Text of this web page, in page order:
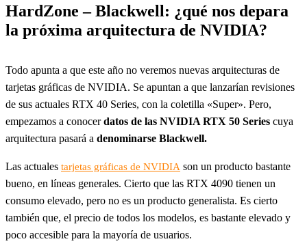
HardZone – Blackwell: ¿qué nos depara
la próxima arquitectura de NVIDIA?
Todo apunta a que este año no veremos nuevas arquitecturas de
tarjetas gráficas de NVIDIA. Se apuntan a que lanzarían revisiones
de sus actuales RTX 40 Series, con la coletilla «Super». Pero,
empezamos a conocerdatos de las NVIDIA RTX 50 Series cuya
arquitectura pasará a denominarse Blackwell.
Las actuales tarjetas gráficas de NVIDIA son un producto bastante
bueno, en líneas generales. Cierto que las RTX 4090 tienen un
consumo elevado, pero no es un producto generalista. Es cierto
también que, el precio de todos los modelos, es bastante elevado y
poco accesible para la mayoría de usuarios.